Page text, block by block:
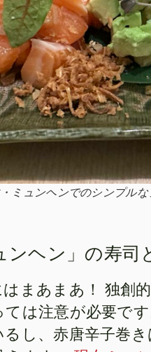
ミュンヘンでのシンプル
ンヘン」の寿司
まあまあ！ 独創
は注意が必要で
し、赤唐辛子巻